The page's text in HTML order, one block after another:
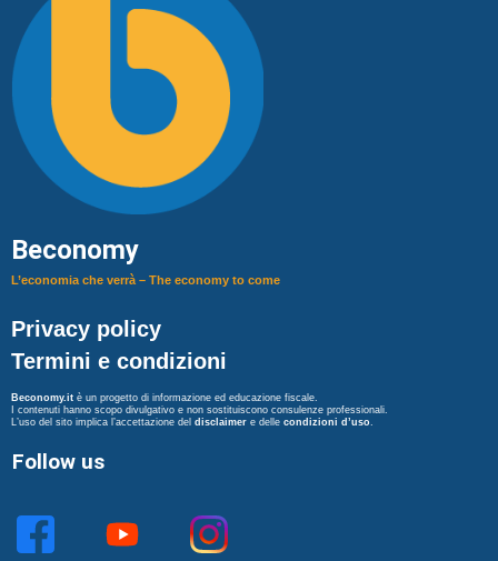
Beconomy
L’economia che verrà – The economy to come
Privacy policy
Termini e condizioni
Beconomy.it è un progetto di informazione ed educazione fiscale.
I contenuti hanno scopo divulgativo e non sostituiscono consulenze professionali.
L’uso del sito implica l’accettazione del disclaimer e delle condizioni d’uso
Follow us